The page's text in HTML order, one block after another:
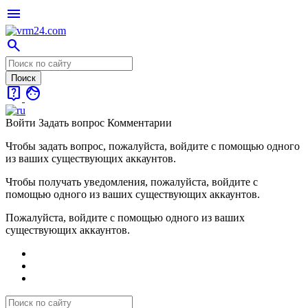
menu
search
live_help face
Войти Задать вопрос Комментарии
Чтобы задать вопрос, пожалуйста, войдите с помощью одного
из ваших существующих аккаунтов.
Чтобы получать уведомления, пожалуйста, войдите с
помощью одного из ваших существующих аккаунтов.
Пожалуйста, войдите с помощью одного из ваших
существующих аккаунтов.